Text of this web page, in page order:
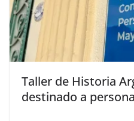
Taller de Historia
destinado a